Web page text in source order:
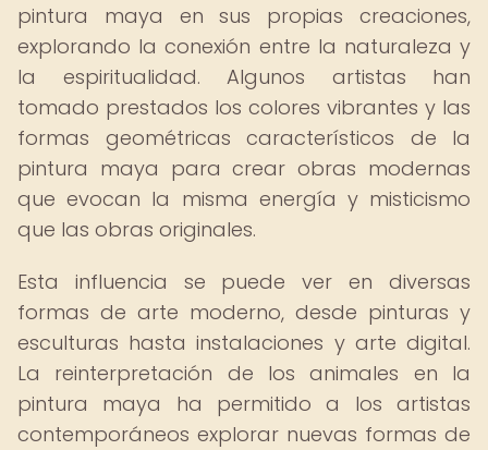
pintura maya en sus propias creaciones,
explorando la conexión entre la naturaleza y
la espiritualidad. Algunos artistas han
tomado prestados los colores vibrantes y las
formas geométricas característicos de la
pintura maya para crear obras modernas
que evocan la misma energía y misticismo
que las obras originales.
Esta influencia se puede ver en diversas
formas de arte moderno, desde pinturas y
esculturas hasta instalaciones y arte digital.
La reinterpretación de los animales en la
pintura maya ha permitido a los artistas
contemporáneos explorar nuevas formas de